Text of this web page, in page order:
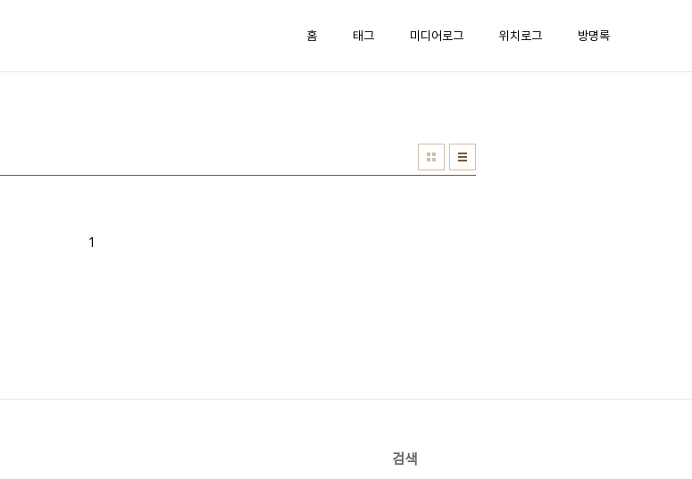
홈 태그 미디어로그 위치로그 방명록
1
검색